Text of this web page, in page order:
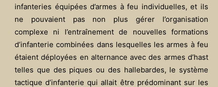
infanteries équipées d’armes à feu individuelles, et ils
ne pouvaient pas non plus gérer l’organisation
complexe ni l’entraînement de nouvelles formations
d’infanterie combinées dans lesquelles les armes à feu
étaient déployées en alternance avec des armes d’hast
telles que des piques ou des hallebardes, le système
tactique d’infanterie qui allait être prédominant sur les